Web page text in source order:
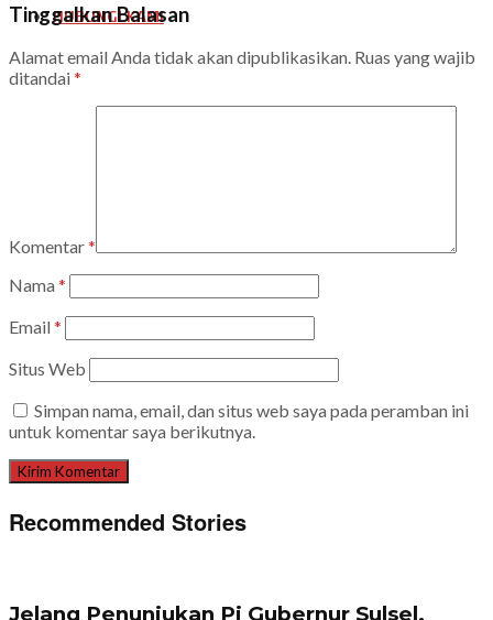
HUBUNGI KAMI
Tinggalkan Balasan
Alamat email Anda tidak akan dipublikasikan. Ruas yang wajib
ditandai *
Komentar*
Nama *
Email *
Situs Web
Simpan nama, email, dan situs web saya pada peramban ini
untuk komentar saya berikutnya.
Recommended Stories
Jelang Penunjukan Pj Gubernur Sulsel,